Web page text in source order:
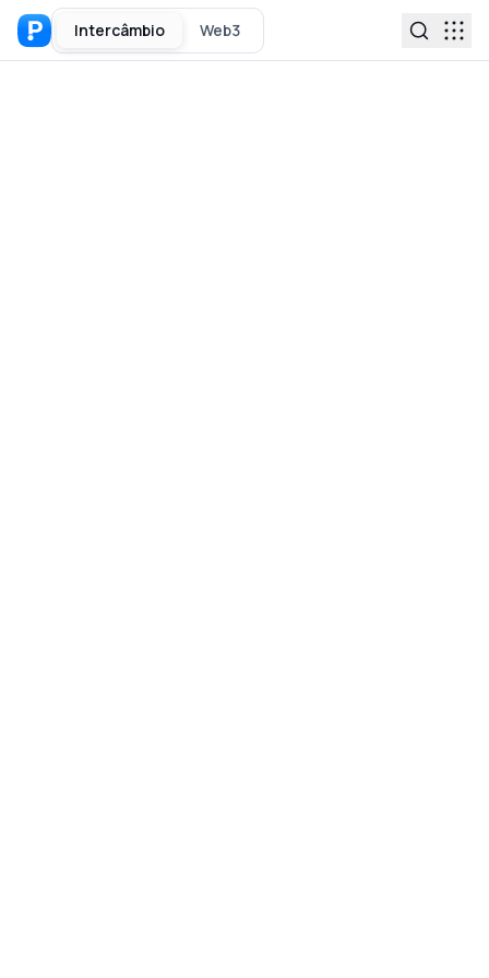
Intercâmbio Web3